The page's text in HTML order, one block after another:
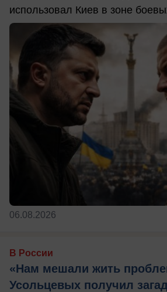
использовал Киев в зоне
06.08.2026
В России
«Нам мешали жить
Усольцевых получил